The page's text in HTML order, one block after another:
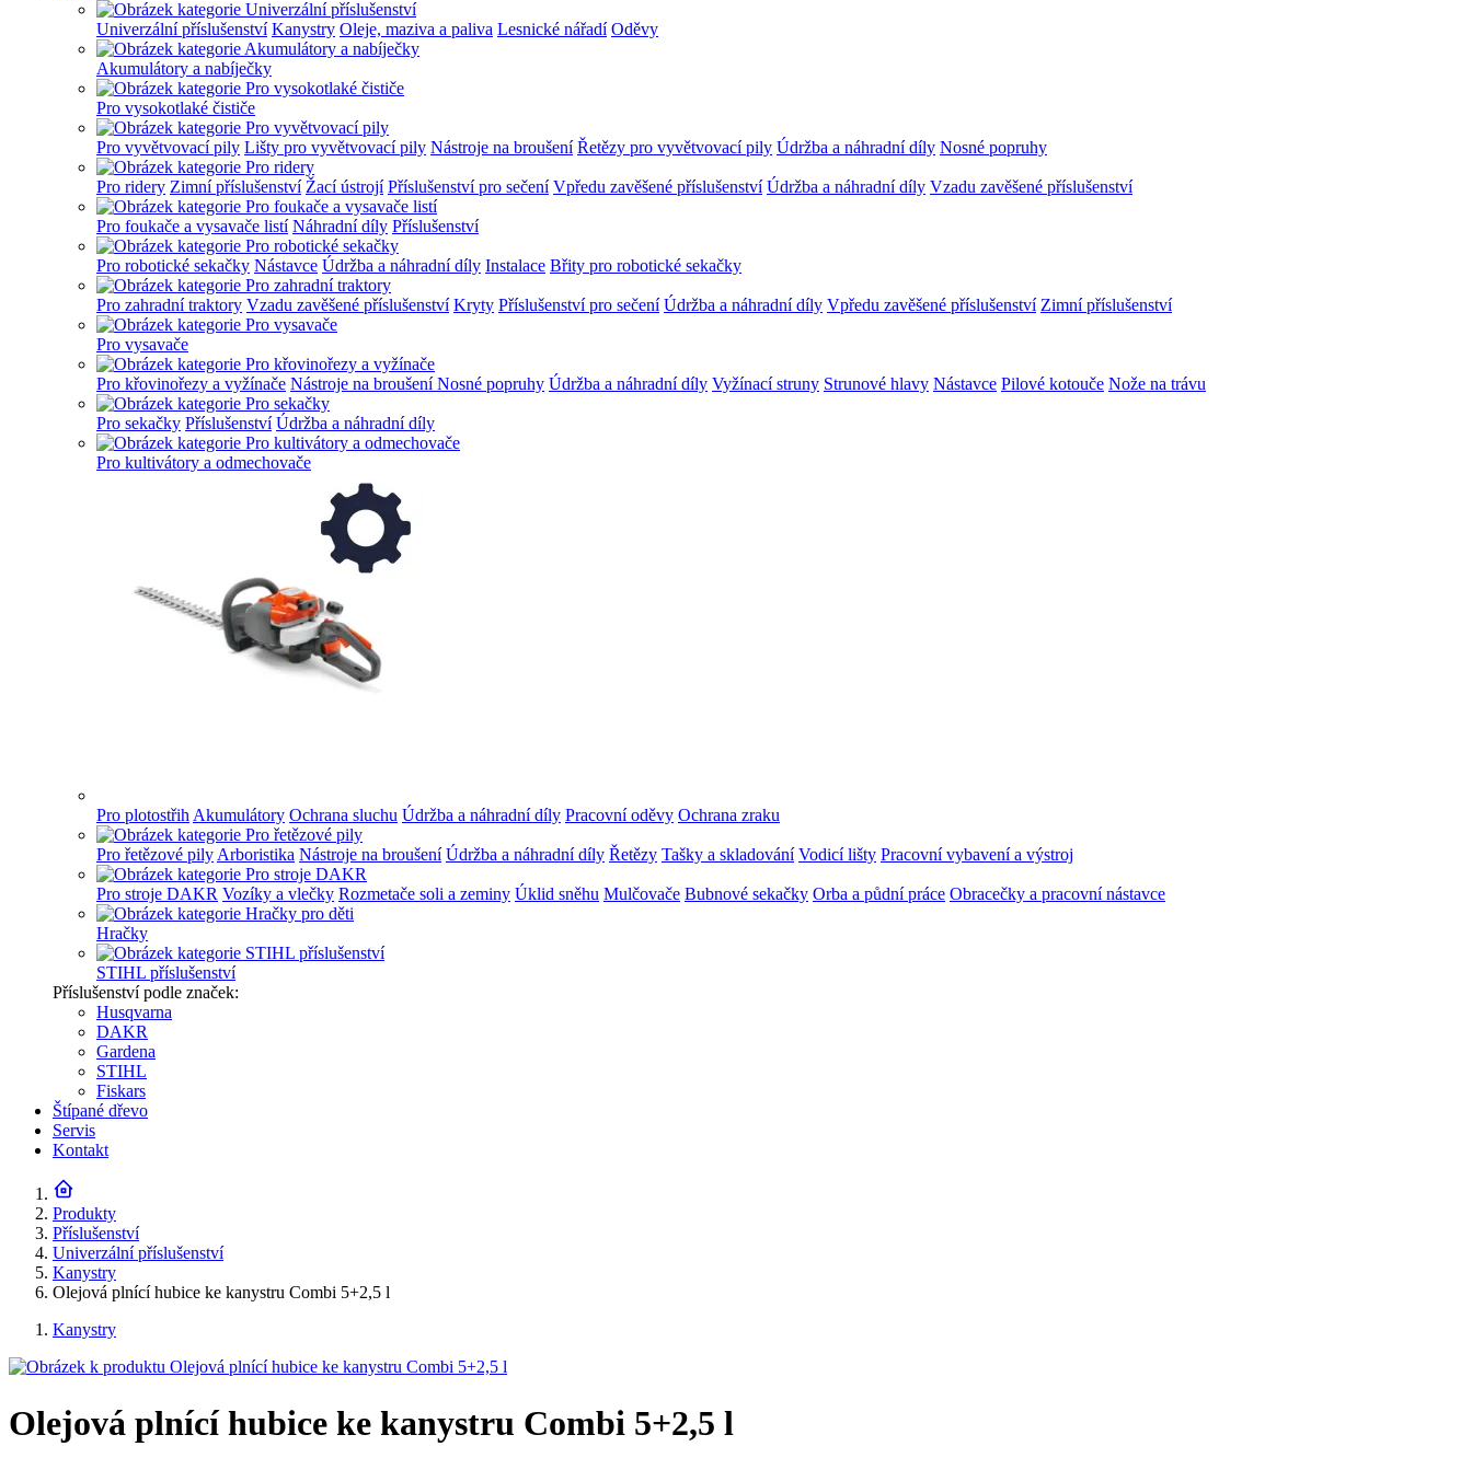
Univerzální příslušenství Kanystry Oleje, maziva a paliva Lesnické nářadí Oděvy
Akumulátory a nabíječky
Pro vysokotlaké čističe
Pro vyvětvovací pily Lišty pro vyvětvovací pily Nástroje na broušení Řetězy pro vyvětvovací pily Údržba a náhradní díly Nosné popruhy
Pro ridery Zimní příslušenství Žací ústrojí Příslušenství pro sečení Vpředu zavěšené příslušenství Údržba a náhradní díly Vzadu zavěšené příslušenství
Pro foukače a vysavače listí Náhradní díly Příslušenství
Pro robotické sekačky Nástavce Údržba a náhradní díly Instalace Břity pro robotické sekačky
Pro zahradní traktory Vzadu zavěšené příslušenství Kryty Příslušenství pro sečení Údržba a náhradní díly Vpředu zavěšené příslušenství Zimní příslušenství
Pro vysavače
Pro křovinořezy a vyžínače Nástroje na broušeníNosné popruhy Údržba a náhradní díly Vyžínací struny Strunové hlavy Nástavce Pilové kotouče Nože na trávu
Pro sekačky Příslušenství Údržba a náhradní díly
Pro kultivátory a odmechovače
Pro plotostřih Akumulátory Ochrana sluchu Údržba a náhradní díly Pracovní oděvy Ochrana zraku
Pro řetězové pily Arboristika Nástroje na broušení Údržba a náhradní díly Řetězy Tašky a skladování Vodicí lišty Pracovní vybavení a výstroj
Pro stroje DAKR Vozíky a vlečky Rozmetače soli a zeminy Úklid sněhu Mulčovače Bubnové sekačky Orba a půdní práce Obracečky a pracovní nástavce
Hračky
STIHL příslušenství
Příslušenství podle značek:
Husqvarna
DAKR
Gardena
STIHL
Fiskars
Štípané dřevo
Servis
Kontakt
Produkty
Příslušenství
Univerzální příslušenství
Kanystry
Olejová plnící hubice ke kanystru Combi 5+2,5 l
Kanystry
Olejová plnící hubice ke kanystru Combi 5+2,5 l